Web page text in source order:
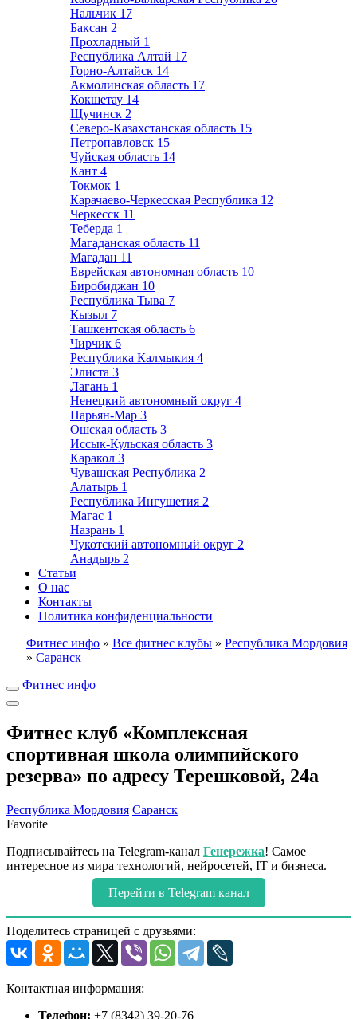
Нальчик 17
Баксан 2
Прохладный 1
Республика Алтай 17
Горно-Алтайск 14
Акмолинская область 17
Кокшетау 14
Щучинск 2
Северо-Казахстанская область 15
Петропавловск 15
Чуйская область 14
Кант 4
Токмок 1
Карачаево-Черкесская Республика 12
Черкесск 11
Теберда 1
Магаданская область 11
Магадан 11
Еврейская автономная область 10
Биробиджан 10
Республика Тыва 7
Кызыл 7
Ташкентская область 6
Чирчик 6
Республика Калмыкия 4
Элиста 3
Лагань 1
Ненецкий автономный округ 4
Нарьян-Мар 3
Ошская область 3
Иссык-Кульская область 3
Каракол 3
Чувашская Республика 2
Алатырь 1
Республика Ингушетия 2
Магас 1
Назрань 1
Чукотский автономный округ 2
Анадырь 2
Статьи
О нас
Контакты
Политика конфиденциальности
Фитнес инфо » Все фитнес клубы » Республика Мордовия
» Саранск
Фитнес инфо
Фитнес клуб «Комплексная
спортивная школа олимпийского
резерва» по адресу Терешковой, 24а
Республика Мордовия Саранск
Favorite
Подписывайтесь на Telegram-канал Генережка! Самое
интересное из мира технологий, нейросетей, IT и бизнеса.
Перейти в Telegram канал
Поделитесь страницей с друзьями:
Контактная информация:
Телефон: +7 (8342) 39-20-76